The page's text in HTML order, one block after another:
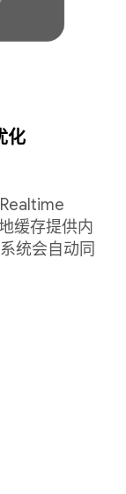
化
缓存提供内
统会自动同